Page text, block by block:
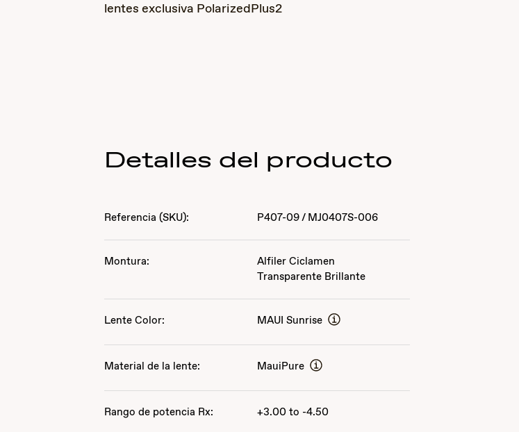
lentes exclusiva PolarizedPlus2
Detalles del producto
Referencia (SKU): P407-09/ MJ0407S-006
Montura:
Alfiler Ciclamen
Transparente Brillante
Lente Color: MAUI Sunrise
Material de la lente: MauiPure
Rango de potencia Rx: +3.00 to -4.50